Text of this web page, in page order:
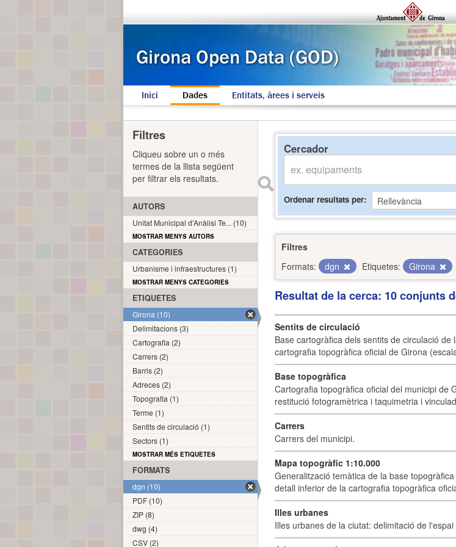
Inici Dades Entitats, àrees i serveis
Cercador
Ordenar resultats per
Filtres
Formats:
dgn Etiquetes: Girona
Resultat de la cerca: 10 conjunts
Sentits de circulació
Base cartogràfica dels sentits de circulació
cartografia topogràfica oficial de Girona
Base topogràfica
Cartografia topogràfica oficial del municipi de
restitució fotogramètrica i taquimetria i
Carrers
Carrers del municipi.
Mapa topogràfic 1:10.000
Generalització temàtica de la base
detall inferior de la cartografia topogràfica
Illes urbanes
Illes urbanes de la ciutat: delimitació de
Filtres
Cliqueu sobre un o més
termes de la llista següent
per filtrar els resultats.
AUTORS
Unitat Municipal d'Anàlisi Te... (10)
MOSTRAR MENYS AUTORS
CATEGORIES
Urbanisme i infraestructures (1)
MOSTRAR MENYS CATEGORIES
ETIQUETES
Girona (10)
Delimitacions (3)
Cartografia (2)
Carrers (2)
Barris (2)
Adreces (2)
Topografia (1)
Terme (1)
Sentits de circulació (1)
Sectors (1)
MOSTRAR MÉS ETIQUETES
FORMATS
dgn (10)
PDF (10)
ZIP (8)
dwg (4)
CSV (2)